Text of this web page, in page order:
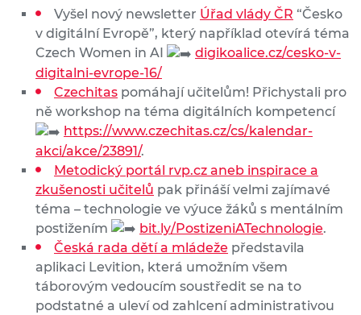
Vyšel nový newsletter Úřad vlády ČR “Česko
v digitální Evropě”, který například otevírá téma
Czech Women in AI
digikoalice.cz/cesko-v-
digitalni-evrope-16/
Czechitas pomáhají učitelům! Přichystali pro
ně workshop na téma digitálních kompetencí
https://www.czechitas.cz/cs/kalendar-
akci/akce/23891/.
Metodický portál rvp.cz aneb inspirace a
zkušenosti učitelů pak přináší velmi zajímavé
téma – technologie ve výuce žáků s mentálním
postižením
bit.ly/PostizeniATechnologie.
Česká rada dětí a mládeže představila
aplikaci Levition, která umožním všem
táborovým vedoucím soustředit se na to
podstatné a uleví od zahlcení administrativou